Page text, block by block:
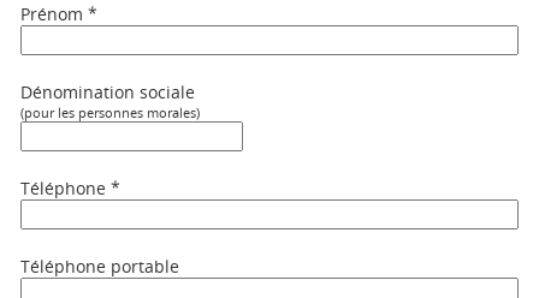
Prénom *
Dénomination sociale
(pour les personnes morales)
Téléphone *
Téléphone portable